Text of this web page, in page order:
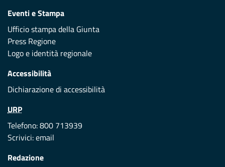
Eventi e Stampa
Ufficio stampa della Giunta
Press Regione
Logo e identità regionale
Accessibilità
Dichiarazione di accessibilità
URP
Telefono: 800 713939
Scrivici:email
Redazione